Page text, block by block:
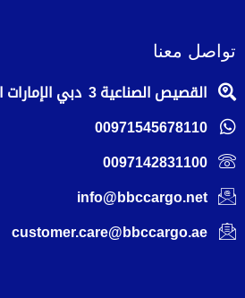
تواصل معنا
القصيص الصناعية 3 دبي الإمارات العربية المتحدة.
00971545678110
0097142831100
info@bbccargo.net
customer.care@bbccargo.ae